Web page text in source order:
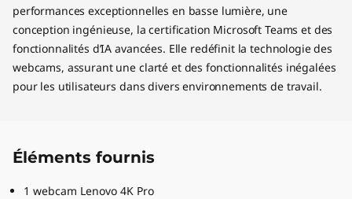
performances exceptionnelles en basse lumière, une
conception ingénieuse, la certification Microsoft Teams et des
fonctionnalités d’IA avancées. Elle redéfinit la technologie des
webcams, assurant une clarté et des fonctionnalités inégalées
pour les utilisateurs dans divers environnements de travail.
Éléments fournis
1 webcam Lenovo 4K Pro